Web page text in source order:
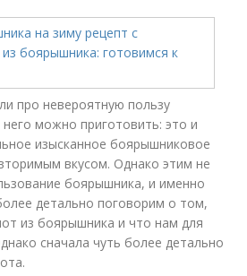
про невероятную пользу
можно приготовить: это и
изысканное боярышниковое
вкусом. Однако этим не
боярышника, и именно
детально поговорим о том,
из боярышника и что нам для
сначала чуть более детально